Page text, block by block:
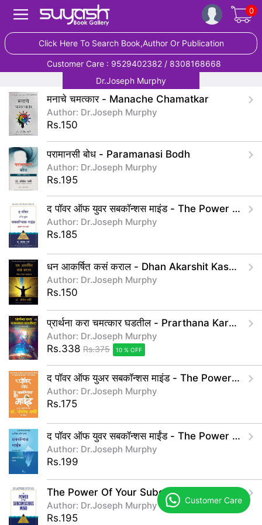
0
Click Here To Search Book,Author Or Publication
Customer Care : 9529402382 / 8308168668
Dr.Joseph Murphy
मनाचे चमत्कार - Manache Chamatkar
Author: Dr.Joseph Murphy
Rs.150
परामानसी बोध - Paramanasi Bodh
Author: Dr.Joseph Murphy
Rs.195
द पॉवर ऑफ युवर सबकॉन्शस माइंड - The Power Of Your Subconscious Mind
Author: Dr.Joseph Murphy
Rs.185
धन आकर्षित कसं कराल - Dhan Akarshit Kase Kara
Author: Dr.Joseph Murphy
Rs.150
प्रार्थना करा चमत्कार घडतील - Prarthana Kara Chamatkar Ghadatil
Author: Dr.Joseph Murphy
Rs.338 Rs.375 10 % OFF
द पॉवर ऑफ युअर सबकॉन्शस माइंड - The Power Of Your Subconcious Mind
Author: Dr.Joseph Murphy
Rs.175
द पॉवर ऑफ युवर सबकॉन्शस माईंड - The Power of Your Subconscious Mind(Marathi)
Author: Dr.Joseph Murphy
Rs.199
The Power Of Your Subconscious Mind
Author: Dr.Joseph Murphy
Rs.195
Customer Care